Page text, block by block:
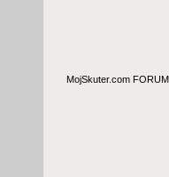
MojSkuter.com FORUM